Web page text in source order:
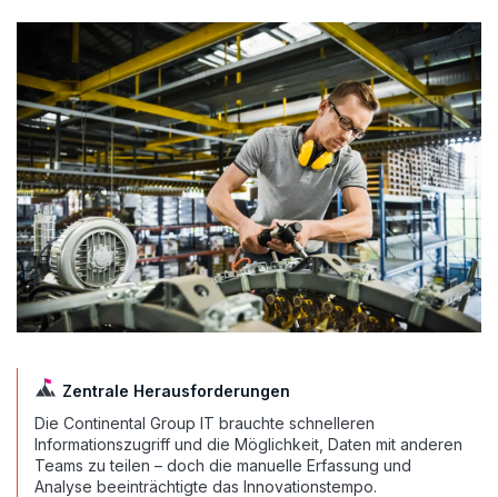
Zentrale Herausforderungen
Die Continental Group IT brauchte schnelleren
Informationszugriff und die Möglichkeit, Daten mit anderen
Teams zu teilen – doch die manuelle Erfassung und
Analyse beeinträchtigte das Innovationstempo.